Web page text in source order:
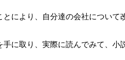
とにより、自分達の会社について
手に取り、実際に読んでみて、小